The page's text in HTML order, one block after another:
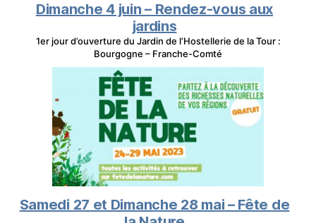
Dimanche 4 juin – Rendez-vous aux
jardins
1er jour d’ouverture du Jardin de l’Hostellerie de la Tour :
Bourgogne – Franche-Comté
Samedi 27 et Dimanche 28 mai – Fête de